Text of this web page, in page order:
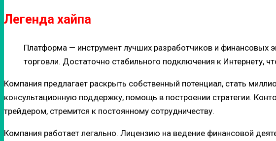
Легенда хайпа
Платформа — инструмент лучших разработчиков и
торговли. Достаточно стабильного подключения к Интернету,
Компания предлагает раскрыть собственный потенциал, стать
консультационную поддержку, помощь в построении стратегии.
трейдером, стремится к постоянному сотрудничеству.
Компания работает легально. Лицензию на ведение финансовой